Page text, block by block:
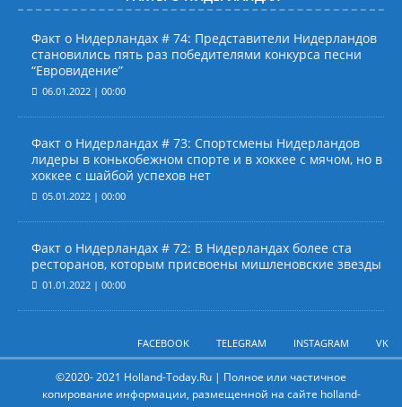
Факт о Нидерландах # 74: Представители Нидерландов
становились пять раз победителями конкурса песни
“Евровидение”
06.01.2022 | 00:00
Факт о Нидерландах # 73: Спортсмены Нидерландов
лидеры в конькобежном спорте и в хоккее с мячом, но в
хоккее с шайбой успехов нет
05.01.2022 | 00:00
Факт о Нидерландах # 72: В Нидерландах более ста
ресторанов, которым присвоены мишленовские звезды
01.01.2022 | 00:00
FACEBOOK TELEGRAM INSTAGRAM VK
©2020- 2021 Holland-Today.Ru | Полное или частичное
копирование информации, размещенной на сайте holland-